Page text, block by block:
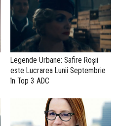
Legende Urbane: Safire Roșii
este Lucrarea Lunii Septembrie
în Top 3 ADC